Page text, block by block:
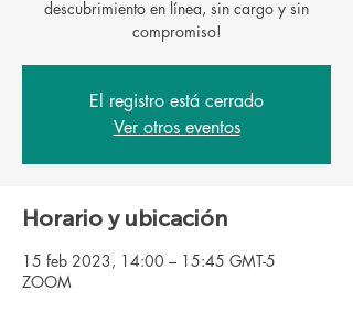
descubrimiento en línea, sin cargo y sin
El registro está cerrado
Ver otros eventos
Horario y ubicación
15 feb 2023, 14:00 – 15:45 GMT-5
ZOOM